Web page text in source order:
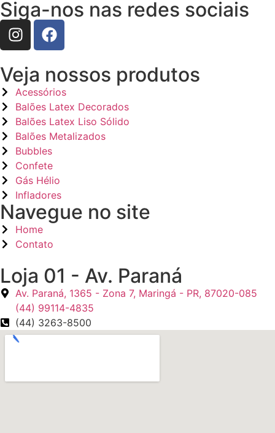
Siga-nos nas redes sociais
Veja nossos produtos
Acessórios
Balões Latex Decorados
Balões Latex Liso Sólido
Balões Metalizados
Bubbles
Confete
Gás Hélio
Infladores
Navegue no site
Home
Contato
Loja 01 - Av. Paraná
Av. Paraná, 1365 - Zona 7, Maringá - PR, 87020-085
(44) 99114-4835
(44) 3263-8500